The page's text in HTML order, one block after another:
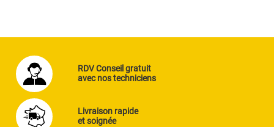
RDV Conseil gratuit
avec nos techniciens
Livraison rapide
et soignée